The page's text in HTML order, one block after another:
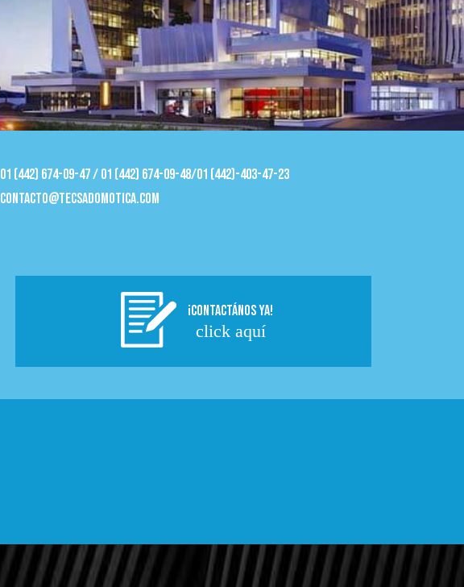
01 (442) 674-09-47 / 01 (442) 674-09-48/01 (442)-403-47-23
contacto@tecsadomotica.com
¡CONTACTÁNOS YA!
click aquí